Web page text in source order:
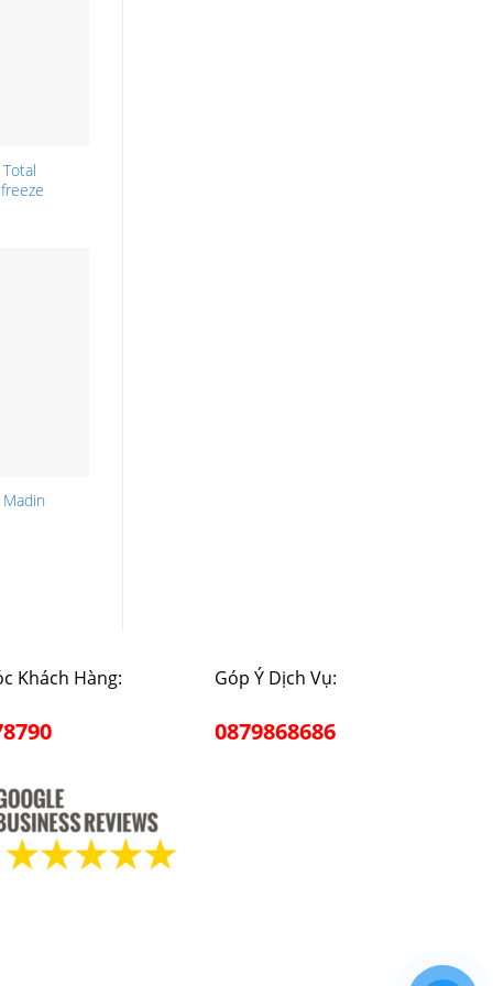
Khách Hàng: Góp Ý Dịch Vụ:
0879868686